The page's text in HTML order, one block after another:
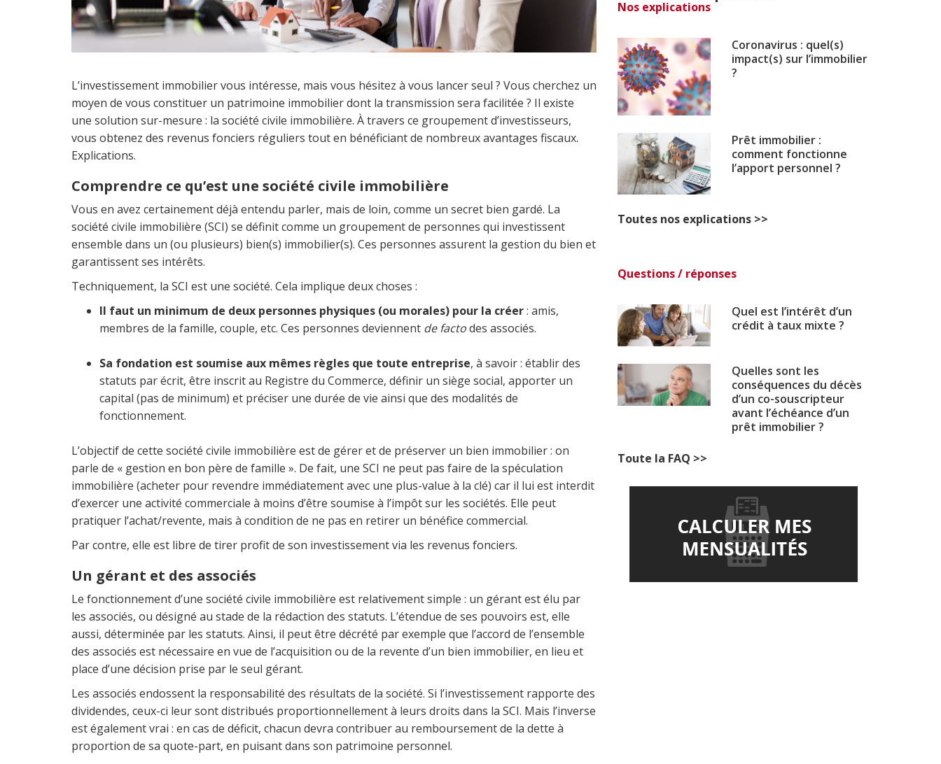
L’investissement immobilier vous intéresse, mais vous hésitez à vous lancer seul ? Vous cherchez un
moyen de vous constituer un patrimoine immobilier dont la transmission sera facilitée ? Il existe
une solution sur-mesure : la société civile immobilière. À travers ce groupement d’investisseurs,
vous obtenez des revenus fonciers réguliers tout en bénéficiant de nombreux avantages fiscaux.
Explications.
Comprendre ce qu’est une société civile immobilière
Vous en avez certainement déjà entendu parler, mais de loin, comme un secret bien gardé. La
société civile immobilière (SCI) se définit comme un groupement de personnes qui investissent
ensemble dans un (ou plusieurs) bien(s) immobilier(s). Ces personnes assurent la gestion du bien et
garantissent ses intérêts.
Techniquement, la SCI est une société. Cela implique deux choses :
Il faut un minimum de deux personnes physiques (ou morales) pour la créer: amis,
membres de la famille, couple, etc. Ces personnes deviennent de factodes associés.
Sa fondation est soumise aux mêmes règles que toute entreprise, à savoir : établir des
statuts par écrit, être inscrit au Registre du Commerce, définir un siège social, apporter un
capital (pas de minimum) et préciser une durée de vie ainsi que des modalités de
fonctionnement.
L’objectif de cette société civile immobilière est de gérer et de préserver un bien immobilier : on
parle de « gestion en bon père de famille ». De fait, une SCI ne peut pas faire de la spéculation
immobilière (acheter pour revendre immédiatement avec une plus-value à la clé) car il lui est interdit
d’exercer une activité commerciale à moins d’être soumise à l’impôt sur les sociétés. Elle peut
pratiquer l’achat/revente, mais à condition de ne pas en retirer un bénéfice commercial.
Par contre, elle est libre de tirer profit de son investissement via les revenus fonciers.
Un gérant et des associés
Le fonctionnement d’une société civile immobilière est relativement simple : un gérant est élu par
les associés, ou désigné au stade de la rédaction des statuts. L’étendue de ses pouvoirs est, elle
aussi, déterminée par les statuts. Ainsi, il peut être décrété par exemple que l’accord de l’ensemble
des associés est nécessaire en vue de l’acquisition ou de la revente d’un bien immobilier, en lieu et
place d’une décision prise par le seul gérant.
Les associés endossent la responsabilité des résultats de la société. Si l’investissement rapporte des
dividendes, ceux-ci leur sont distribués proportionnellement à leurs droits dans la SCI. Mais l’inverse
est également vrai : en cas de déficit, chacun devra contribuer au remboursement de la dette à
proportion de sa quote-part, en puisant dans son patrimoine personnel.
Nos explications
Coronavirus : quel(s)
impact(s) sur l’immobilier
?
Prêt immobilier :
comment fonctionne
l’apport personnel ?
Toutes nos explications >>
Questions / réponses
Quel est l’intérêt d’un
crédit à taux mixte ?
Quelles sont les
conséquences du décès
d’un co-souscripteur
avant l’échéance d’un
prêt immobilier ?
Toute la FAQ >>